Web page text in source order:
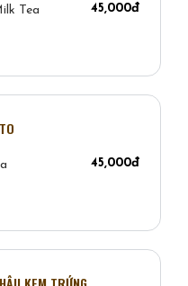
Tea 45,000đ
45,000đ